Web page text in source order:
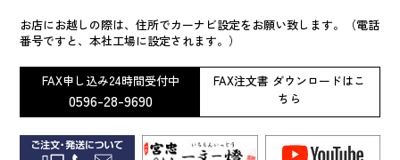
お店にお越しの際は、住所でカーナビ設定をお願い致します。（電話
番号ですと、本社工場に設定されます。）
FAX申し込み24時間受付中
0596-28-9690
FAX注文書 ダウンロードはこ
ちら